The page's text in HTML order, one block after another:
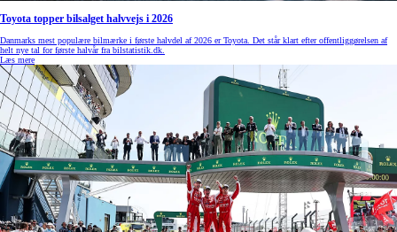
Toyota topper bilsalget halvvejs i 2026
Danmarks mest populære bilmærke i første halvdel af 2026 er Toyota. Det står klart efter offentliggørelsen af
helt nye tal for første halvår fra bilstatistik.dk.
Læs mere